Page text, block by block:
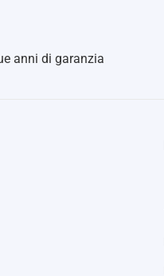
anni di garanzia